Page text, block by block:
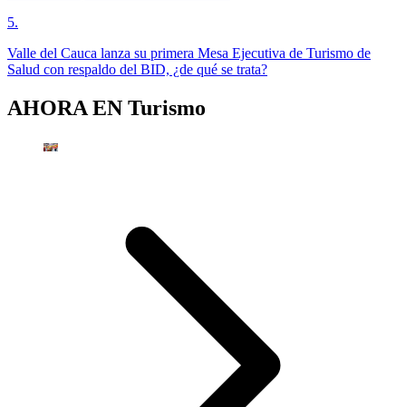
5.
Valle del Cauca lanza su primera Mesa Ejecutiva de Turismo de
Salud con respaldo del BID, ¿de qué se trata?
AHORA EN Turismo